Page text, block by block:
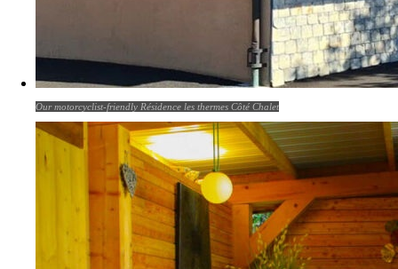
Our motorcyclist-friendly Résidence les thermes Côté Chalet